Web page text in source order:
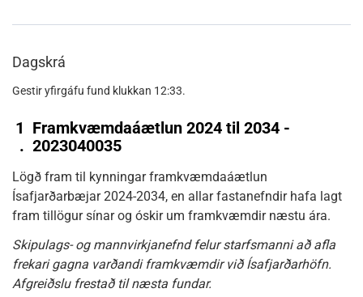
Dagskrá
Gestir yfirgáfu fund klukkan 12:33.
1
.
Framkvæmdaáætlun 2024 til 2034 -
2023040035
Lögð fram til kynningar framkvæmdaáætlun
Ísafjarðarbæjar 2024-2034, en allar fastanefndir hafa lagt
fram tillögur sínar og óskir um framkvæmdir næstu ára.
Skipulags- og mannvirkjanefnd felur starfsmanni að afla
frekari gagna varðandi framkvæmdir við Ísafjarðarhöfn.
Afgreiðslu frestað til næsta fundar.